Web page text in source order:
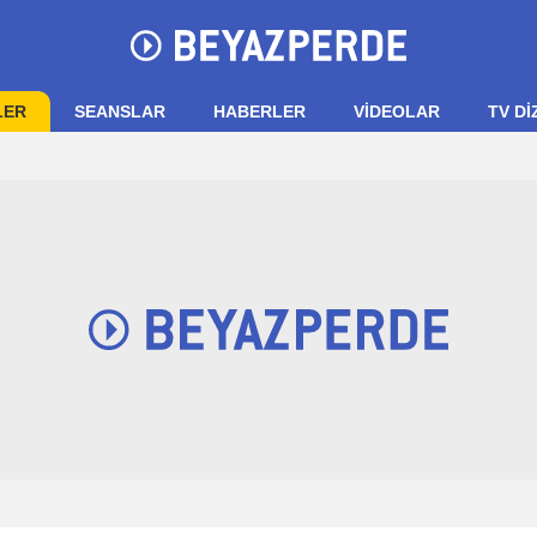
SEANSLAR HABERLER VIDEOLAR TV